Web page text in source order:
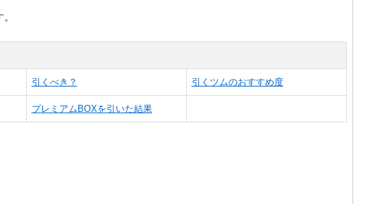
引くべき？ 引くツムのおすすめ度
プレミアムBOXを引いた結果